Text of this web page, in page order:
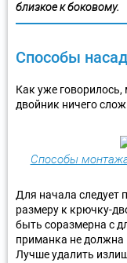
близкое к боковому.
Способы
Как уже
двойник ничего
Способы
Для начала следует
размеру к крючку-
быть соразмерна с
приманка не должна
Лучше удалить